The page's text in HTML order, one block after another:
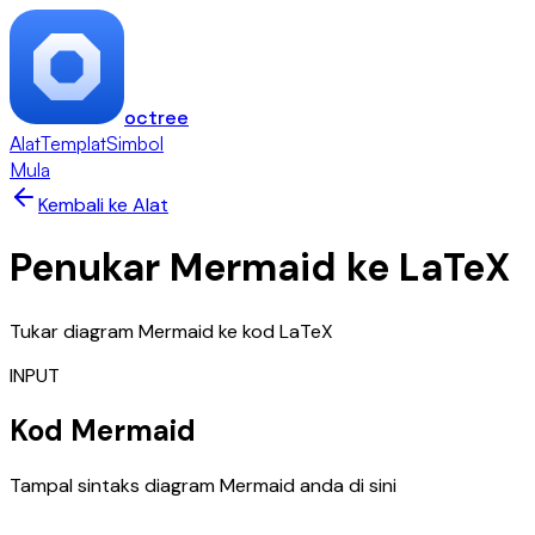
octree
AlatTemplatSimbol
Mula
Kembali ke Alat
Penukar Mermaid ke LaTeX
Tukar diagram Mermaid ke kod LaTeX
INPUT
Kod Mermaid
Tampal sintaks diagram Mermaid anda di sini